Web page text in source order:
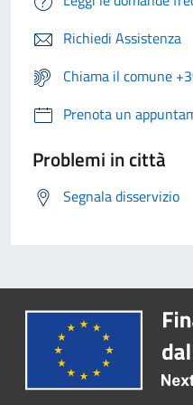
Richiedi Assistenza
Chiama il comune
Prenota un
Problemi in città
Segnala disservizio